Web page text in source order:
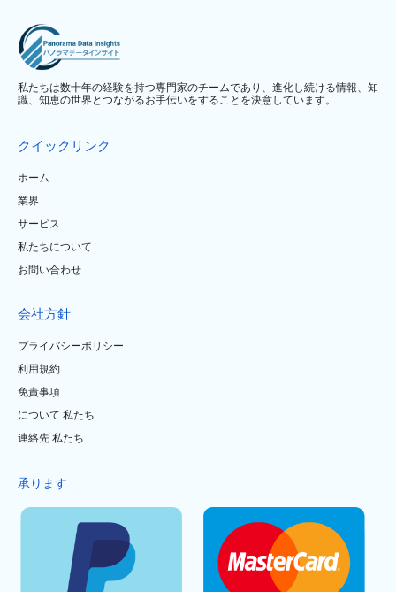
私たちは数十年の経験を持つ専門家のチームであり、進化し続ける情報、知
識、知恵の世界とつながるお手伝いをすることを決意しています。
クイックリンク
ホーム
業界
サービス
私たちについて
お問い合わせ
会社方針
プライバシーポリシー
利用規約
免責事項
について 私たち
連絡先 私たち
承ります